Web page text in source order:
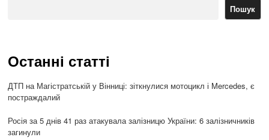
Пошук
Останні статті
ДТП на Магістратській у Вінниці: зіткнулися мотоцикл і Mercedes, є
постраждалий
Росія за 5 днів 41 раз атакувала залізницю України: 6 залізничників
загинули